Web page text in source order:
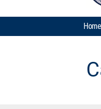
Home